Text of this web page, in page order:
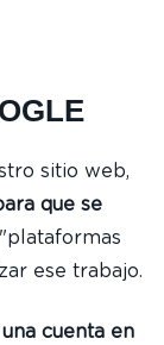
sitio web,
que se
ese trabajo.
cuenta en